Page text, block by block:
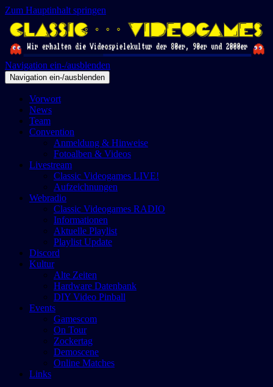
Zum Hauptinhalt springen
Navigation ein-/ausblenden
Navigation ein-/ausblenden
Vorwort
News
Team
Convention
Anmeldung & Hinweise
Fotoalben & Videos
Livestream
Classic Videogames LIVE!
Aufzeichnungen
Webradio
Classic Videogames RADIO
Informationen
Aktuelle Playlist
Playlist Update
Discord
Kultur
Alte Zeiten
Hardware Datenbank
DIY Video Pinball
Events
Gamescom
On Tour
Zockertag
Demoscene
Online Matches
Links